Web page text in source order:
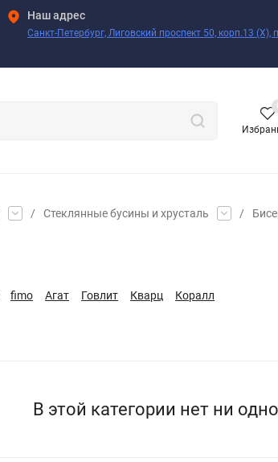
Наш адрес
Санкт-Петербург, Лиговский проспект 50, корп.13 (X),
/ Стеклянные бусины и хрусталь /
fimo Агат Говлит Кварц Коралл
В этой категории нет ни